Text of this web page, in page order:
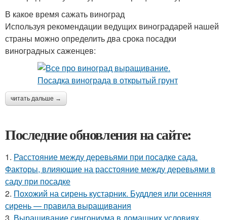
В какое время сажать виноград
Используя рекомендации ведущих виноградарей нашей
страны можно определить два срока посадки
виноградных саженцев:
читать дальше →
Последние обновления на сайте:
1. Расстояние между деревьями при посадке сада.
Факторы, влияющие на расстояние между деревьями в
саду при посадке
2. Похожий на сирень кустарник. Буддлея или осенняя
сирень — правила выращивания